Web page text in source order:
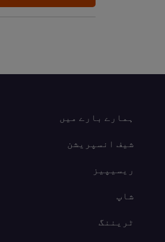
ہمارے بارے میں
شیف انسپریشن
ریسیپیز
شاپ
ٹریننگ